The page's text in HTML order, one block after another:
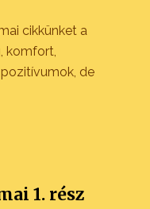
cikkünket a
komfort,
de
1. rész